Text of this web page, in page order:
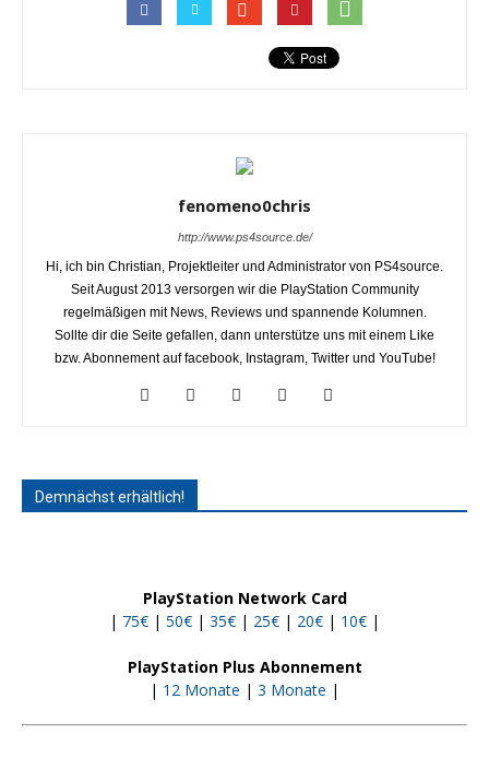
fenomeno0chris
http://www.ps4source.de/
Hi, ich bin Christian, Projektleiter und Administrator von PS4source.
Seit August 2013 versorgen wir die PlayStation Community
regelmäßigen mit News, Reviews und spannende Kolumnen.
Sollte dir die Seite gefallen, dann unterstütze uns mit einem Like
bzw. Abonnement auf facebook, Instagram, Twitter und YouTube!
Demnächst erhältlich!
PlayStation Network Card
| 75€ | 50€ | 35€ | 25€ | 20€ | 10€ |
PlayStation Plus Abonnement
| 12 Monate | 3 Monate |